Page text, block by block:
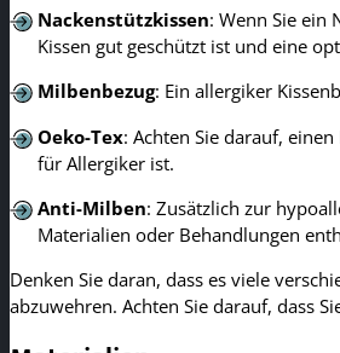
Nackenstützkissen: Wenn Sie ein
Kissen gut geschützt ist und eine
Milbenbezug: Ein allergiker
Oeko-Tex: Achten Sie darauf,
für Allergiker ist.
Anti-Milben: Zusätzlich zur
Materialien oder Behandlungen
Denken Sie daran, dass es viele
abzuwehren. Achten Sie darauf, dass